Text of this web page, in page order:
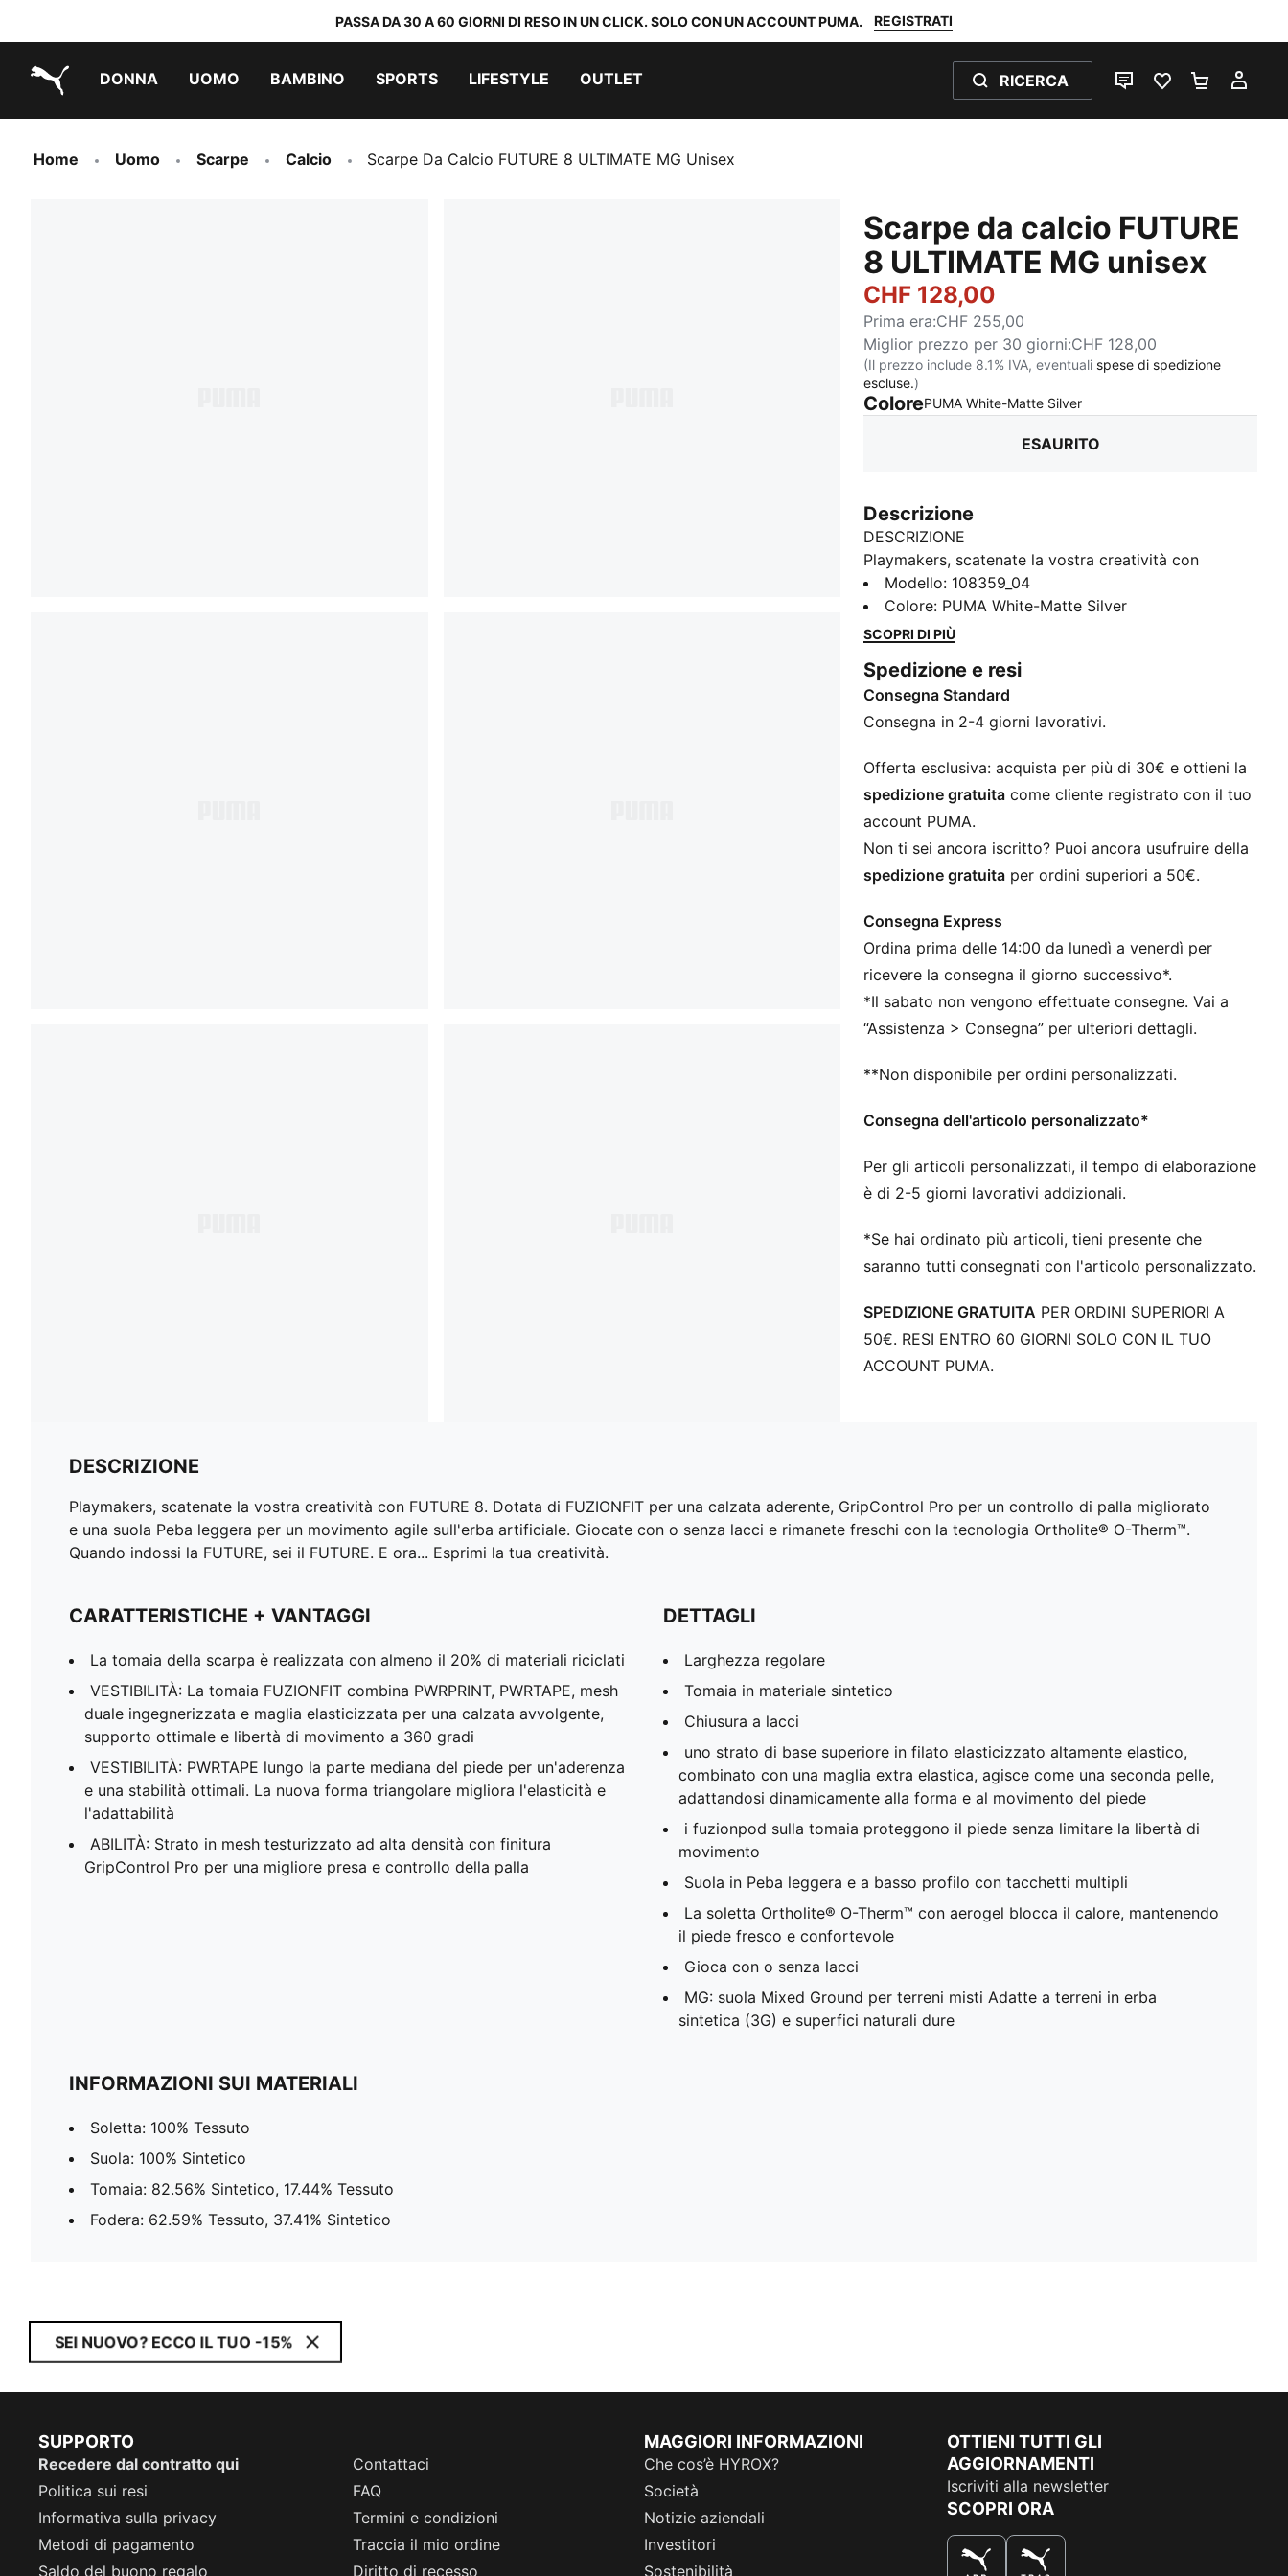
PASSA DA 30 A 60 GIORNI DI RESO IN UN CLICK. SOLO CON UN ACCOUNT PUMA. REGISTRATI
DONNA UOMO BAMBINO SPORTS LIFESTYLE OUTLET RICERCA
CHAT PREFERITI 0
Home Uomo Scarpe Calcio Scarpe Da Calcio FUTURE 8 ULTIMATE MG Unisex
Scarpe da calcio FUTURE
8 ULTIMATE MG unisex
CHF 128,00
Prima era:CHF 255,00
Miglior prezzo per 30 giorni:CHF 128,00
(Il prezzo include 8.1% IVA, eventuali spese di spedizione
escluse.)
ColorePUMA White-Matte Silver:
ESAURITO
Descrizione
DESCRIZIONE
Playmakers, scatenate la vostra creatività con
FUTURE 8. Dotata di FUZIONFIT per una calzata
aderente, GripControl Pro per un controllo di palla
migliorato e una suola Peba leggera per un
senza lacci e rimanete freschi con la tecnologia
Ortholite® O-Therm™. Quando indossi la FUTURE, sei
il FUTURE. E ora... Esprimi la tua creatività.
La tomaia della scarpa è realizzata con almeno il 20%
di materiali riciclati
VESTIBILITÀ: La tomaia FUZIONFIT combina
maglia elasticizzata per una calzata avvolgente,
supporto ottimale e libertà di movimento a 360 gradi
piede per un'aderenza e una stabilità ottimali. La
nuova forma triangolare migliora l'elasticità e
l'adattabilità
ABILITÀ: Strato in mesh testurizzato ad alta densità
con finitura GripControl Pro per una migliore presa e
DETTAGLI
Larghezza regolare
Tomaia in materiale sintetico
Chiusura a lacci
uno strato di base superiore in filato elasticizzato
altamente elastico, combinato con una maglia extra
elastica, agisce come una seconda pelle, adattandosi
i fuzionpod sulla tomaia proteggono il piede senza
limitare la libertà di movimento
multipli
La soletta Ortholite® O-Therm™ con aerogel blocca il
calore, mantenendo il piede fresco e confortevole
Modello: 108359_04
Colore: PUMA White-Matte Silver
SCOPRI DI PIÙ
Spedizione e resi
Consegna Standard
Consegna in 2-4 giorni lavorativi.
Offerta esclusiva: acquista per più di 30€ e ottieni la
spedizione gratuita come cliente registrato con il tuo
account PUMA.
Non ti sei ancora iscritto? Puoi ancora usufruire della
spedizione gratuita per ordini superiori a 50€.
Consegna Express
Ordina prima delle 14:00 da lunedì a venerdì per
ricevere la consegna il giorno successivo*.
*Il sabato non vengono effettuate consegne. Vai a
“Assistenza > Consegna” per ulteriori dettagli.
**Non disponibile per ordini personalizzati.
Consegna dell'articolo personalizzato*
Per gli articoli personalizzati, il tempo di elaborazione
è di 2-5 giorni lavorativi addizionali.
*Se hai ordinato più articoli, tieni presente che
saranno tutti consegnati con l'articolo personalizzato.
SPEDIZIONE GRATUITA PER ORDINI SUPERIORI A
50€. RESI ENTRO 60 GIORNI SOLO CON IL TUO
ACCOUNT PUMA.
DESCRIZIONE
Playmakers, scatenate la vostra creatività con FUTURE 8. Dotata di FUZIONFIT per una calzata aderente, GripControl Pro per un controllo di palla migliorato
e una suola Peba leggera per un movimento agile sull'erba artificiale. Giocate con o senza lacci e rimanete freschi con la tecnologia Ortholite® O-Therm™.
Quando indossi la FUTURE, sei il FUTURE. E ora... Esprimi la tua creatività.
CARATTERISTICHE + VANTAGGI
La tomaia della scarpa è realizzata con almeno il 20% di materiali riciclati
VESTIBILITÀ: La tomaia FUZIONFIT combina PWRPRINT, PWRTAPE, mesh
duale ingegnerizzata e maglia elasticizzata per una calzata avvolgente,
supporto ottimale e libertà di movimento a 360 gradi
VESTIBILITÀ: PWRTAPE lungo la parte mediana del piede per un'aderenza
e una stabilità ottimali. La nuova forma triangolare migliora l'elasticità e
l'adattabilità
ABILITÀ: Strato in mesh testurizzato ad alta densità con finitura
GripControl Pro per una migliore presa e controllo della palla
DETTAGLI
Larghezza regolare
Tomaia in materiale sintetico
Chiusura a lacci
uno strato di base superiore in filato elasticizzato altamente elastico,
combinato con una maglia extra elastica, agisce come una seconda pelle,
adattandosi dinamicamente alla forma e al movimento del piede
i fuzionpod sulla tomaia proteggono il piede senza limitare la libertà di
movimento
Suola in Peba leggera e a basso profilo con tacchetti multipli
La soletta Ortholite® O-Therm™ con aerogel blocca il calore, mantenendo
il piede fresco e confortevole
Gioca con o senza lacci
MG: suola Mixed Ground per terreni misti Adatte a terreni in erba
sintetica (3G) e superfici naturali dure
INFORMAZIONI SUI MATERIALI
Soletta: 100% Tessuto
Suola: 100% Sintetico
Tomaia: 82.56% Sintetico, 17.44% Tessuto
Fodera: 62.59% Tessuto, 37.41% Sintetico
SEI NUOVO? ECCO IL TUO -15%
SUPPORTO
Recedere dal contratto qui
Contattaci
Politica sui resi
FAQ
Informativa sulla privacy
Termini e condizioni
Metodi di pagamento
Traccia il mio ordine
Saldo del buono regalo
Diritto di recesso
MAGGIORI INFORMAZIONI
Che cos’è HYROX?
Società
Notizie aziendali
Investitori
Sostenibilità
OTTIENI TUTTI GLI
AGGIORNAMENTI
Iscriviti alla newsletter
SCOPRI ORA